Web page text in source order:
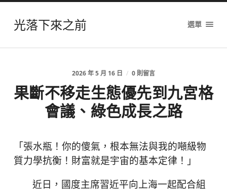
光落下來之前 選單
2026 年 5 月 16 日 / 0 則留言
果斷不移走生態優先到九宮格
會議、綠色成長之路
「張水瓶！你的傻氣，根本無法與我的噸級物
質力學抗衡！財富就是宇宙的基本定律！」
近日，國度主席習近平向上海一起配合組